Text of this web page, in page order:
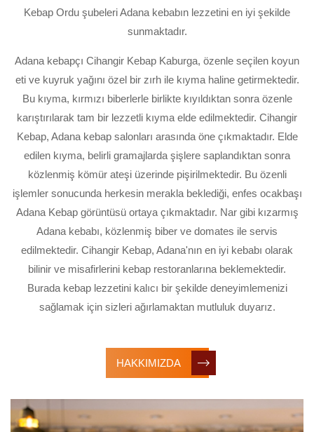
Kebap Ordu şubeleri Adana kebabın lezzetini en iyi şekilde
sunmaktadır.
Adana kebapçı Cihangir Kebap Kaburga, özenle seçilen koyun
eti ve kuyruk yağını özel bir zırh ile kıyma haline getirmektedir.
Bu kıyma, kırmızı biberlerle birlikte kıyıldıktan sonra özenle
karıştırılarak tam bir lezzetli kıyma elde edilmektedir. Cihangir
Kebap, Adana kebap salonları arasında öne çıkmaktadır. Elde
edilen kıyma, belirli gramajlarda şişlere saplandıktan sonra
közlenmiş kömür ateşi üzerinde pişirilmektedir. Bu özenli
işlemler sonucunda herkesin merakla beklediği, enfes ocakbaşı
Adana Kebap görüntüsü ortaya çıkmaktadır. Nar gibi kızarmış
Adana kebabı, közlenmiş biber ve domates ile servis
edilmektedir. Cihangir Kebap, Adana'nın en iyi kebabı olarak
bilinir ve misafirlerini kebap restoranlarına beklemektedir.
Burada kebap lezzetini kalıcı bir şekilde deneyimlemenizi
sağlamak için sizleri ağırlamaktan mutluluk duyarız.
HAKKIMIZDA